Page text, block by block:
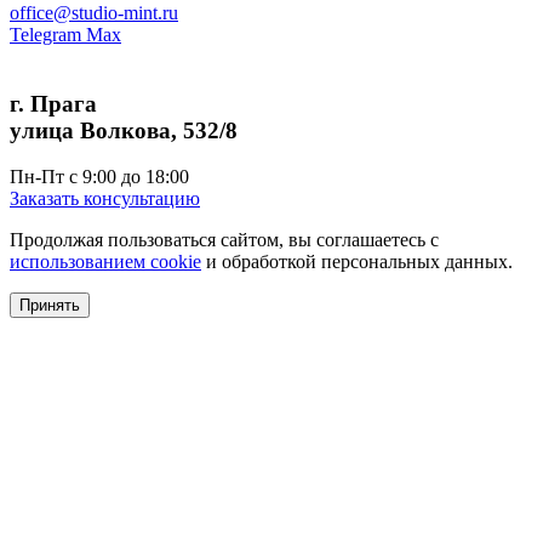
office@studio-mint.ru
Telegram Max
г. Прага
улица Волкова, 532/8
Пн-Пт с 9:00 до 18:00
Заказать консультацию
Продолжая пользоваться сайтом, вы соглашаетесь с
использованием cookie и обработкой персональных данных.
Принять